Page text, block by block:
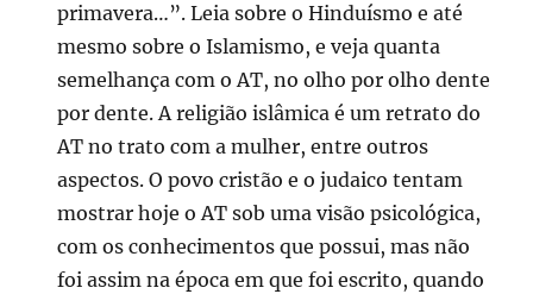
primavera…”. Leia sobre o Hinduísmo e até
mesmo sobre o Islamismo, e veja quanta
semelhança com o AT, no olho por olho dente
por dente. A religião islâmica é um retrato do
AT no trato com a mulher, entre outros
aspectos. O povo cristão e o judaico tentam
mostrar hoje o AT sob uma visão psicológica,
com os conhecimentos que possui, mas não
foi assim na época em que foi escrito, quando